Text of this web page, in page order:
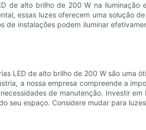
de alto brilho de 200 W na
essas luzes oferecem uma solução
de instalações podem iluminar
LED de alto brilho de 200 W são uma
a nossa empresa compreende a
de manutenção. Investir
seu espaço. Considere mudar para